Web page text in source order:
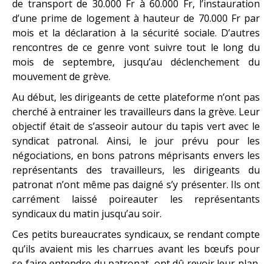
de transport de 30.000 Fr à 60.000 Fr, l’instauration
d’une prime de logement à hauteur de 70.000 Fr par
mois et la déclaration à la sécurité sociale. D’autres
rencontres de ce genre vont suivre tout le long du
mois de septembre, jusqu’au déclenchement du
mouvement de grève.
Au début, les dirigeants de cette plateforme n’ont pas
cherché à entrainer les travailleurs dans la grève. Leur
objectif était de s’asseoir autour du tapis vert avec le
syndicat patronal. Ainsi, le jour prévu pour les
négociations, en bons patrons méprisants envers les
représentants des travailleurs, les dirigeants du
patronat n’ont même pas daigné s’y présenter. Ils ont
carrément laissé poireauter les représentants
syndicaux du matin jusqu’au soir.
Ces petits bureaucrates syndicaux, se rendant compte
qu’ils avaient mis les charrues avant les bœufs pour